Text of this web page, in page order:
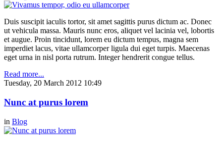
Duis suscipit iaculis tortor, sit amet sagittis purus dictum ac. Donec
ut vehicula massa. Mauris nunc eros, aliquet vel lacinia vel, lobortis
et augue. Proin tincidunt, lorem eu dictum tempus, magna sem
imperdiet lacus, vitae ullamcorper ligula dui eget turpis. Maecenas
eget urna in nisl porta rutrum. Integer hendrerit congue tellus.
Read more...
Tuesday, 20 March 2012 10:49
Nunc at purus lorem
in Blog